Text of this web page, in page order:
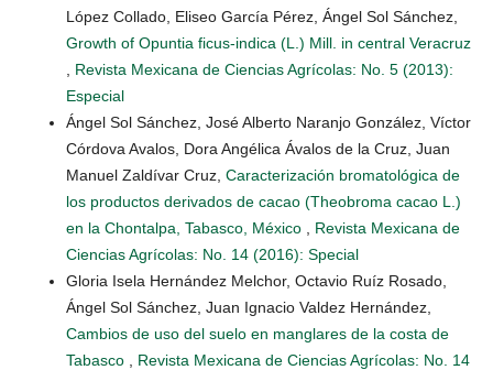
López Collado, Eliseo García Pérez, Ángel Sol Sánchez,
Growth of Opuntia ficus-indica (L.) Mill. in central Veracruz
Revista Mexicana de Ciencias Agrícolas: No. 5 (2013):
Especial
Ángel Sol Sánchez, José Alberto Naranjo González, Víctor
Córdova Avalos, Dora Angélica Ávalos de la Cruz, Juan
Manuel Zaldívar Cruz, Caracterización bromatológica de
los productos derivados de cacao (Theobroma cacao L.)
en la Chontalpa, Tabasco, México
Revista Mexicana de
Ciencias Agrícolas: No. 14 (2016): Special
Gloria Isela Hernández Melchor, Octavio Ruíz Rosado,
Ángel Sol Sánchez, Juan Ignacio Valdez Hernández,
Cambios de uso del suelo en manglares de la costa de
Tabasco
Revista Mexicana de Ciencias Agrícolas: No. 14